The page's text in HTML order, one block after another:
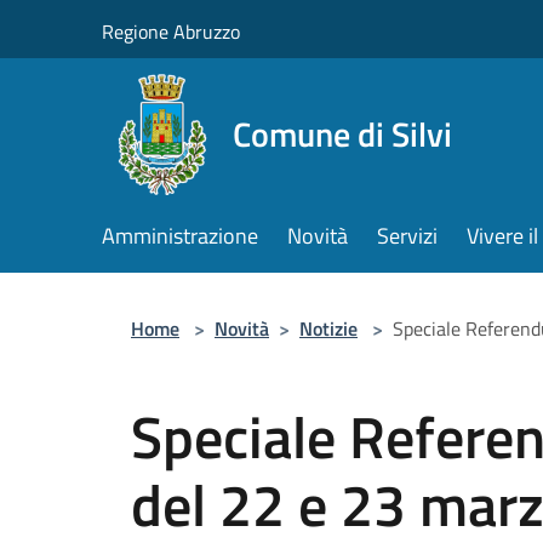
Regione Abruzzo
Comune di Silvi
Amministrazione Novità Servizi Vivere
Home > Novità > Notizie > Speciale
Speciale
del 22 e 23